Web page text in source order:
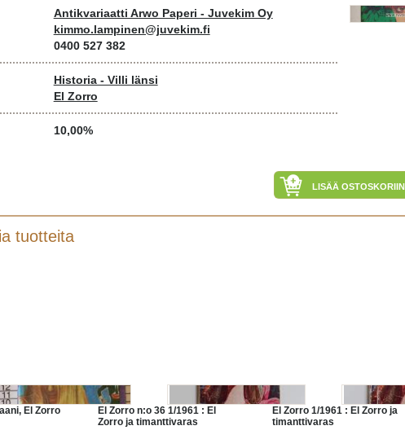
Antikvariaatti Arwo Paperi - Juvekim Oy
kimmo.lampinen@juvekim.fi
0400 527 382
Historia - Villi länsi
El Zorro
10,00%
LISÄÄ OSTOSKORIIN
tuotteita
El Zorro
El Zorro n:o 36 1/1961 : El
Zorro ja timanttivaras
El Zorro 1/1961 : El Zorro ja
timanttivaras